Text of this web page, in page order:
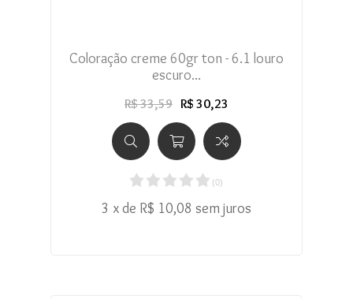
Coloração creme 60gr ton - 6.1 louro
escuro...
R$ 33,59 R$ 30,23
(0)
3 x de R$ 10,08 sem juros